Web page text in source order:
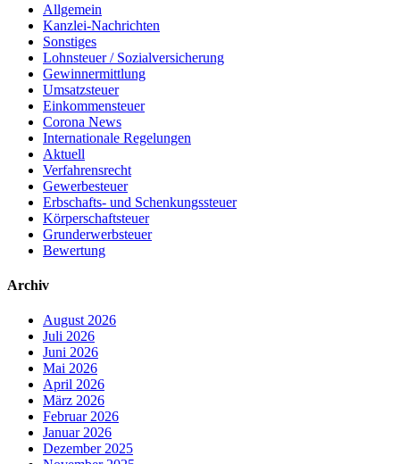
Allgemein
Kanzlei-Nachrichten
Sonstiges
Lohnsteuer / Sozialversicherung
Gewinnermittlung
Umsatzsteuer
Einkommensteuer
Corona News
Internationale Regelungen
Aktuell
Verfahrensrecht
Gewerbesteuer
Erbschafts- und Schenkungssteuer
Körperschaftsteuer
Grunderwerbsteuer
Bewertung
Archiv
August 2026
Juli 2026
Juni 2026
Mai 2026
April 2026
März 2026
Februar 2026
Januar 2026
Dezember 2025